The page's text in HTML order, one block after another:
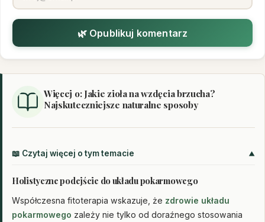
🌿 Opublikuj komentarz
Więcej o: Jakie zioła na wzdęcia brzucha?
Najskuteczniejsze naturalne sposoby
📖 Czytaj więcej o tym temacie
Holistyczne podejście do układu pokarmowego
Współczesna fitoterapia wskazuje, że zdrowie układu
pokarmowego zależy nie tylko od doraźnego stosowania